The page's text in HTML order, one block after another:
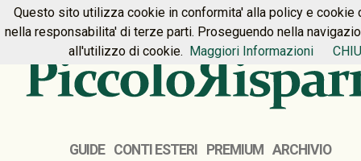
HOME PREMIUM CONTATTI
GUIDE CONTI ESTERI PREMIUM
ARCHIVIO
Questo sito utilizza cookie in conformita' alla policy e cookie
nella responsabilita' di terze parti. Proseguendo nella
all'utilizzo di cookie. Maggiori Informazioni